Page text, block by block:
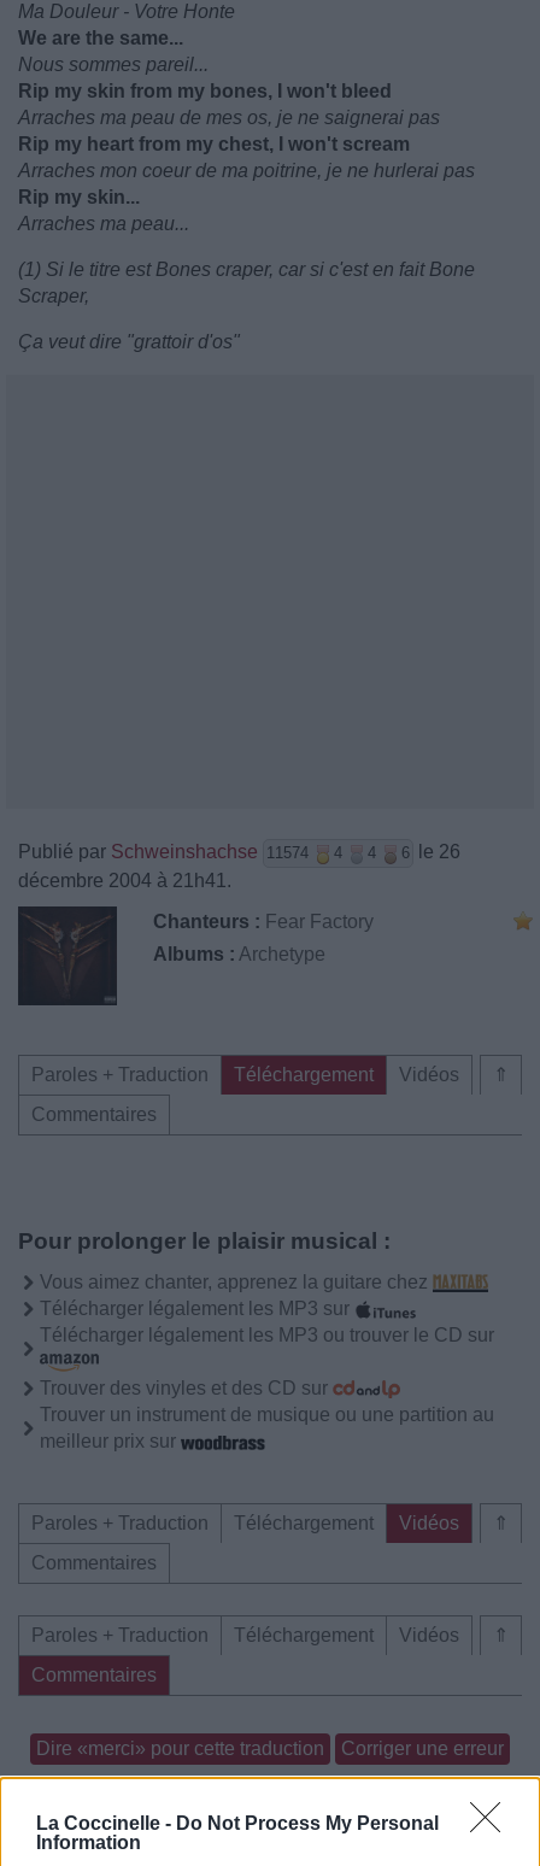
La Coccinelle - Do Not Process My Personal
Information
Ma Douleur - Votre Honte
We are the same...
Nous sommes pareil...
Rip my skin from my bones, I won't bleed
Arraches ma peau de mes os, je ne saignerai pas
Rip my heart from my chest, I won't scream
Arraches mon coeur de ma poitrine, je ne hurlerai pas
Rip my skin...
Arraches ma peau...
(1) Si le titre est Bones craper, car si c'est en fait Bone
Scraper,
Ça veut dire "grattoir d'os"
Publié par Schweinshachse 11574 4 4 6
le 26
décembre 2004 à 21h41.
Chanteurs : Fear Factory
Albums : Archetype
⇑
Paroles + Traduction Téléchargement
Vidéos
Commentaires
Pour prolonger le plaisir musical :
Vous aimez chanter, apprenez la guitare chez
Télécharger légalement les MP3 sur
Télécharger légalement les MP3 ou trouver le CD sur
Trouver des vinyles et des CD sur
Trouver un instrument de musique ou une partition au
meilleur prix sur
⇑
Paroles + Traduction Téléchargement
Vidéos
Commentaires
⇑
Paroles + Traduction Téléchargement
Vidéos
Commentaires
Dire «merci» pour cette traduction Corriger une erreur